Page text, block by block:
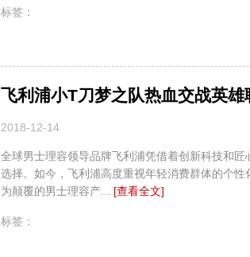
标签：
飞利浦小T刀梦之队热血交战英雄
2018-12-14
全球男士理容领导品牌飞利浦凭借着创新科技和
选择。如今，飞利浦高度重视年轻消费群体的个
为颠覆的男士理容产... [查看全文]
标签：